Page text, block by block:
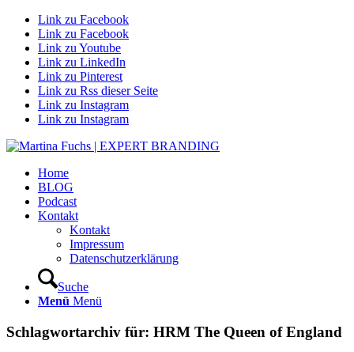
Link zu Facebook
Link zu Facebook
Link zu Youtube
Link zu LinkedIn
Link zu Pinterest
Link zu Rss dieser Seite
Link zu Instagram
Link zu Instagram
Home
BLOG
Podcast
Kontakt
Kontakt
Impressum
Datenschutzerklärung
Suche
Menü Menü
Schlagwortarchiv für: HRM The Queen of England